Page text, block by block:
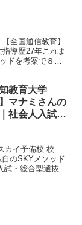
全国通信教育】
導歴27年これま
ドを考案で８割
教育大学
マナミさんの
社会人入試で
カイ予備校 校
のSKYメソッド
・総合型選抜の